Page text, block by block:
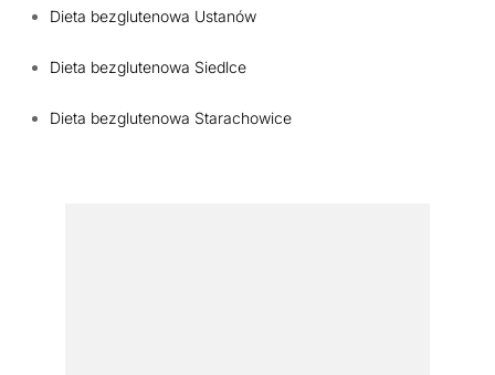
Dieta bezglutenowa Ustanów
Dieta bezglutenowa Siedlce
Dieta bezglutenowa Starachowice